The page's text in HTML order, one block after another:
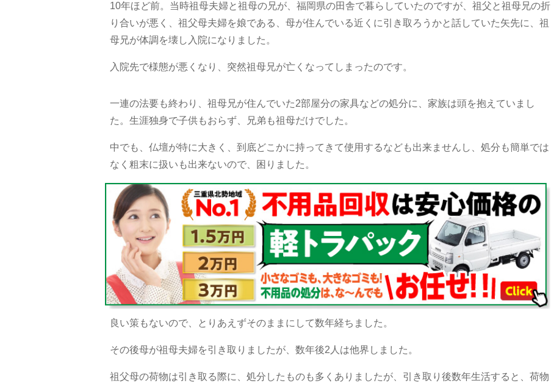
10年ほど前。当時祖母夫婦と祖母の兄が、福岡県の田舎で暮らしていたのですが、祖父と祖母兄の折
り合いが悪く、祖父母夫婦を娘である、母が住んでいる近くに引き取ろうかと話していた矢先に、祖
母兄が体調を壊し入院になりました。
入院先で様態が悪くなり、突然祖母兄が亡くなってしまったのです。
一連の法要も終わり、祖母兄が住んでいた2部屋分の家具などの処分に、家族は頭を抱えていまし
た。生涯独身で子供もおらず、兄弟も祖母だけでした。
中でも、仏壇が特に大きく、到底どこかに持ってきて使用するなども出来ませんし、処分も簡単では
なく粗末に扱いも出来ないので、困りました。
良い策もないので、とりあえずそのままにして数年経ちました。
その後母が祖母夫婦を引き取りましたが、数年後2人は他界しました。
祖父母の荷物は引き取る際に、処分したものも多くありましたが、引き取り後数年生活すると、荷物